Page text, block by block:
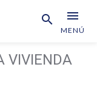
search menu
MENÚ
VIVIENDA